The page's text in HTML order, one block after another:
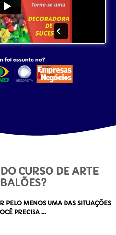
CURSO DE ARTE
PELO MENOS UMA DAS SITUAÇÕES
PRECISA …